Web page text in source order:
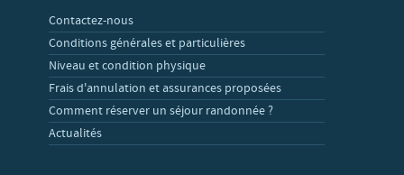
Contactez-nous
Conditions générales et particulières
Niveau et condition physique
Frais d'annulation et assurances proposées
Comment réserver un séjour randonnée ?
Actualités